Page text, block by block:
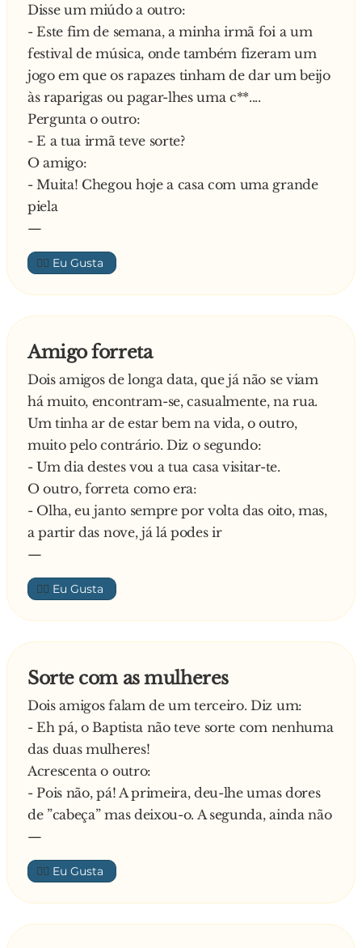
Disse um miúdo a outro:
- Este fim de semana, a minha irmã foi a um
festival de música, onde também fizeram um
jogo em que os rapazes tinham de dar um beijo
às raparigas ou pagar-lhes uma c**....
Pergunta o outro:
- E a tua irmã teve sorte?
O amigo:
- Muita! Chegou hoje a casa com uma grande
piela
—
👍🏼
Amigo forreta
Dois amigos de longa data, que já não se viam
há muito, encontram-se, casualmente, na rua.
Um tinha ar de estar bem na vida, o outro,
muito pelo contrário. Diz o segundo:
- Um dia destes vou a tua casa visitar-te.
O outro, forreta como era:
- Olha, eu janto sempre por volta das oito, mas,
a partir das nove, já lá podes ir
—
👍🏼
Sorte com as mulheres
Dois amigos falam de um terceiro. Diz um:
- Eh pá, o Baptista não teve sorte com nenhuma
das duas mulheres!
Acrescenta o outro:
- Pois não, pá! A primeira, deu-lhe umas dores
de ”cabeça” mas deixou-o. A segunda, ainda não
—
👍🏼